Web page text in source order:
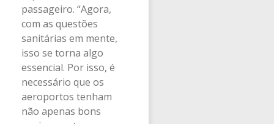
passageiro. “Agora,
com as questões
sanitárias em mente,
isso se torna algo
essencial. Por isso, é
necessário que os
aeroportos tenham
não apenas bons